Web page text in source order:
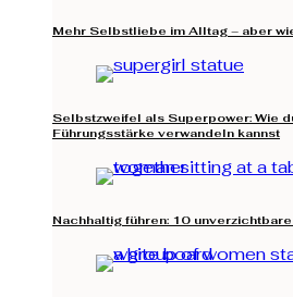
Mehr Selbstliebe im Alltag – aber
Selbstzweifel als Superpower: Wie
Führungsstärke verwandeln kannst
Nachhaltig führen: 10